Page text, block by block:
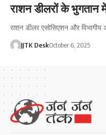
राशन डीलरों के भुगतान
राशन डीलर एसोसिएशन और
JJTK DeskOctober 6, 2025